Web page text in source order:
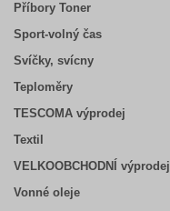
Příbory Toner
Sport-volný čas
Svíčky, svícny
Teploměry
TESCOMA výprodej
Textil
VELKOOBCHODNÍ výprodej
Vonné oleje